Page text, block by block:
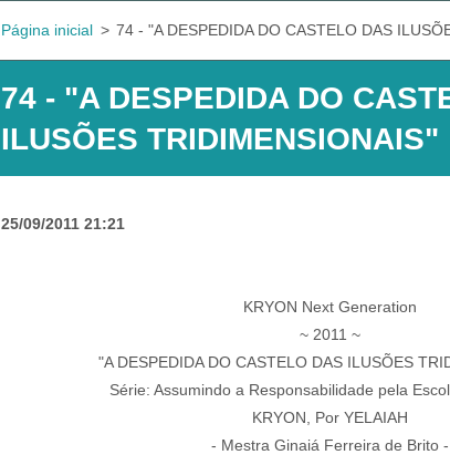
Página inicial > 74 - "A DESPEDIDA DO CASTELO DAS
74 - "A DESPEDIDA DO
ILUSÕES TRIDIMENSIONAIS"
25/09/2011 21:21
KRYON Next Generation
~ 2011 ~
"A DESPEDIDA DO CASTELO DAS ILUSÕES
Série: Assumindo a Responsabilidade pela
KRYON, Por YELAIAH
- Mestra Ginaiá Ferreira de Brito -